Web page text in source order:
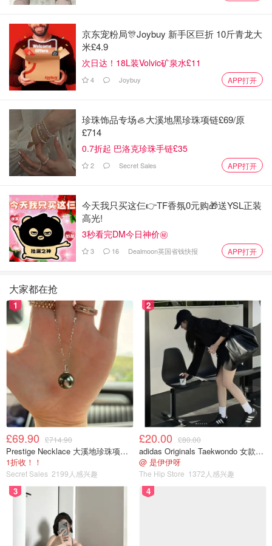
讲述了在首尔受伤后来到新水邑的尹春作为交换教师开始了
新的生活，对所有事情都表现出麻木和冷漠态度的尹春与宣
在奎的相遇，逐渐打开心扉的故事。改编自白敏雅作家执笔
的同名网络小说。
2026韩剧《春日狂热》预告
3. 恩爱的盗贼大人
京东宠粉局🎊Joybuy 新手区巨折 10斤青龙大
米£4.9
次日达！18L装Volvic矿泉水£11
4 Joybuy APP打开
珍珠饰品专场🦪大溪地黑珍珠项链£69/原
£714
0.7折起 巴洛克珍珠手链£35
2 Secret Sales APP打开
今天我只买这仨👉TF香氛0元购🎁送YSL正装
高光!
3秒看完DM今日神价㊙️
3 16 Dealmoon英国省钱快报 APP打开
大家都在抢
1
£69.90 £714.90
Prestige Necklace 大溪地珍珠项链 10-11mm
1折收！！
Secret Sales 2199人感兴趣
2
£20.00 £80.00
adidas Originals Taekwondo 女款黑色运动鞋
@ 是伊伊呀
The Hip Store 1372人感兴趣
3 4